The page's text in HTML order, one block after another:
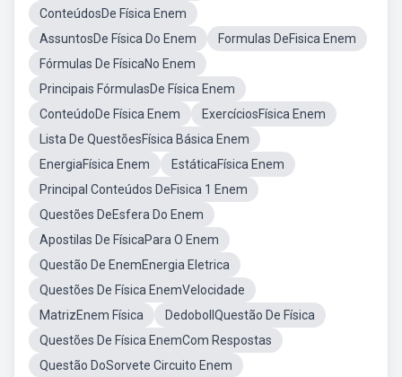
ConteúdosDe Física Enem
AssuntosDe Física Do Enem
Formulas DeFisica Enem
Fórmulas De FísicaNo Enem
Principais FórmulasDe Física Enem
ConteúdoDe Física Enem
ExercíciosFísica Enem
Lista De QuestõesFísica Básica Enem
EnergiaFísica Enem
EstáticaFísica Enem
Principal Conteúdos DeFisica 1 Enem
Questões DeEsfera Do Enem
Apostilas De FísicaPara O Enem
Questão De EnemEnergia Eletrica
Questões De Física EnemVelocidade
MatrizEnem Física
DedobollQuestão De Física
Questões De Física EnemCom Respostas
Questão DoSorvete Circuito Enem